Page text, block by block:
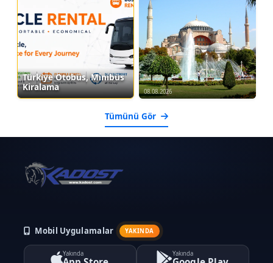
Türkiye Otobüs, Minibüs
Kiralama
08.08.2026
Tümünü Gör
Mobil Uygulamalar YAKINDA
Yakında Yakında